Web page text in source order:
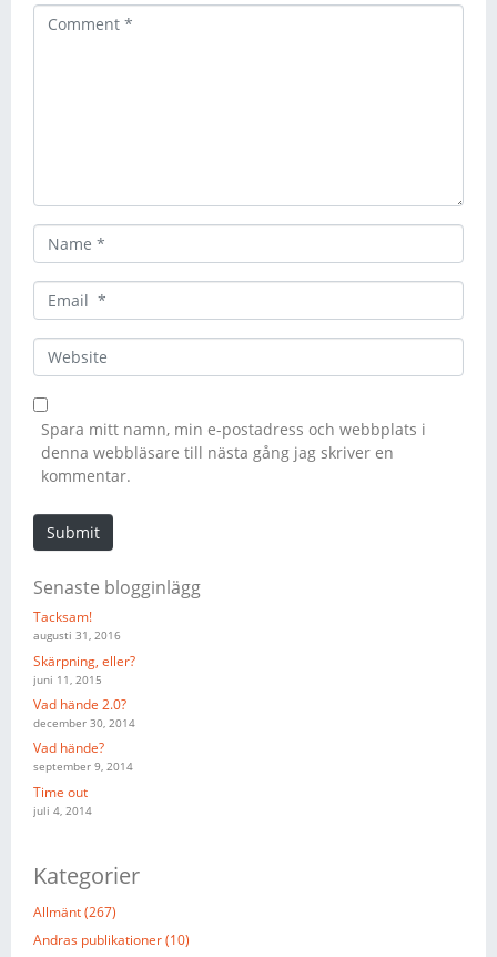
a
m
m
a
*
e
b
s
Spara mitt namn, min e-postadress och webbplats i
denna webbläsare till nästa gång jag skriver en
kommentar.
Submit
Senaste blogginlägg
Tacksam!
augusti 31, 2016
Skärpning, eller?
juni 11, 2015
Vad hände 2.0?
december 30, 2014
Vad hände?
september 9, 2014
Time out
juli 4, 2014
Kategorier
Allmänt (267)
Andras publikationer (10)